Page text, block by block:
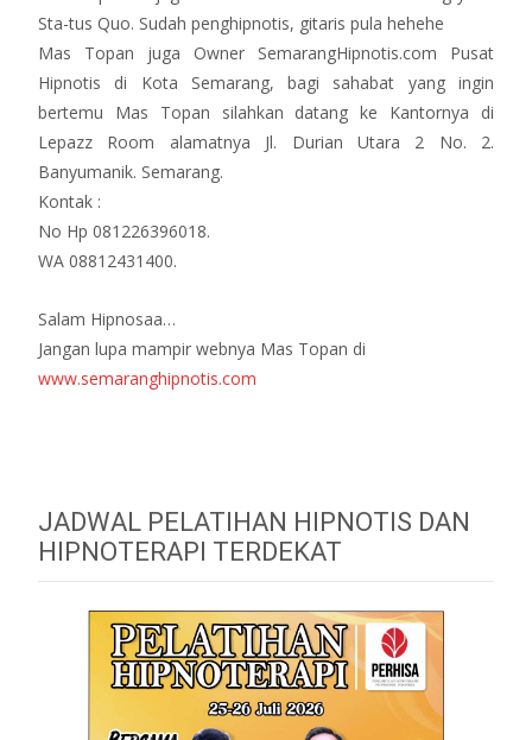
Sta-tus Quo. Sudah penghipnotis, gitaris pula hehehe
Mas Topan juga Owner SemarangHipnotis.com Pusat
Hipnotis di Kota Semarang, bagi sahabat yang ingin
bertemu Mas Topan silahkan datang ke Kantornya di
Lepazz Room alamatnya Jl. Durian Utara 2 No. 2.
Banyumanik. Semarang.
Kontak :
No Hp 081226396018.
WA 08812431400.
Salam Hipnosaa…
Jangan lupa mampir webnya Mas Topan di
www.semaranghipnotis.com
JADWAL PELATIHAN HIPNOTIS DAN
HIPNOTERAPI TERDEKAT